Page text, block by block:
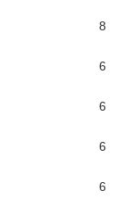
8
6
6
6
6